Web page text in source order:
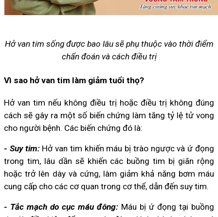
Hở van tim sống được bao lâu sẽ phụ thuộc vào thời điểm
chẩn đoán và cách điều trị
Vì sao hở van tim làm giảm tuổi thọ?
Hở van tim nếu không điều trị hoặc điều trị không đúng
cách sẽ gây ra một số biến chứng làm tăng tỷ lệ tử vong
cho người bệnh. Các biến chứng đó là:
- Suy tim:Hở van tim khiến máu bị trào ngược và ứ đọng
trong tim, lâu dần sẽ khiến các buồng tim bị giãn rộng
hoặc trở lên dày và cứng, làm giảm khả năng bơm máu
cung cấp cho các cơ quan trong cơ thể, dẫn đến suy tim.
- Tắc mạch do cục máu đông: Máu bị ứ đọng tại buồng